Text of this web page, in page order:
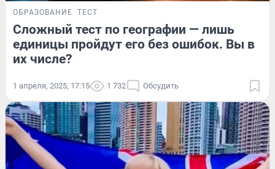
ОБРАЗОВАНИЕ ТЕСТ
Сложный тест по географии — лишь
единицы пройдут его без ошибок. Вы в
их числе?
1 апреля, 2025, 17:15 1 732 Обсудить